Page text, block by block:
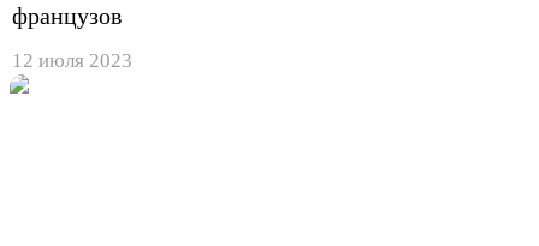
французов
12 июля 2023